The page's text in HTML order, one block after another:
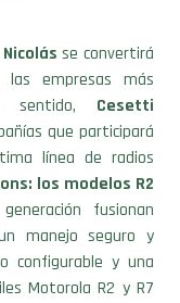
se convertirá
empresas más
sentido, Cesetti
que participará
línea de radios
los modelos R2
fusionan
manejo seguro y
configurable y una
Motorola R2 y R7